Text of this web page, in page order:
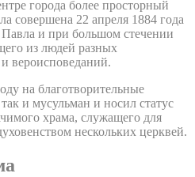
города более просторный
совершена 22 апреля 1884 года
Павла и при большом стечении
из людей разных
вероисповеданий.
на благотворительные
и мусульман и носил статус
храма, служащего для
нескольких церквей.